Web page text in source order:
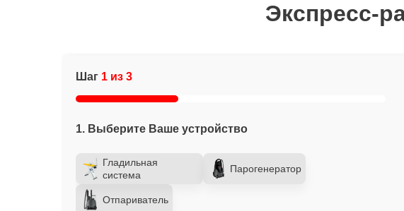
Экспресс-
Шаг 1 из 3
1. Выберите Ваше устройство
Гладильная
система
Парогенератор
Отпариватель